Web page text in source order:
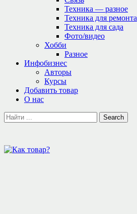
Техника — разное
Техника для ремонта
Техника для сада
Фото/видео
Хобби
Разное
Инфобизнес
Авторы
Курсы
Добавить товар
О нас